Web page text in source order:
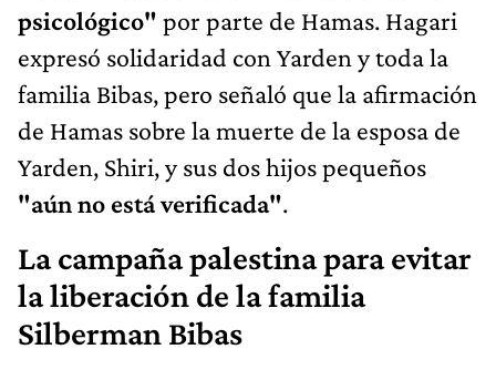
psicológico" por parte de Hamas. Hagari
expresó solidaridad con Yarden y toda la
familia Bibas, pero señaló que la afirmación
de Hamas sobre la muerte de la esposa de
Yarden, Shiri, y sus dos hijos pequeños
"aún no está verificada".
La campaña palestina para evitar
la liberación de la familia
Silberman Bibas